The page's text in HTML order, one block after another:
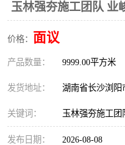
玉林强夯施工团队 业
价格： 面议
产品数量： 9999.00平方米
发货地址： 湖南省长沙浏阳
关键词： 玉林强夯施工团
发布日期： 2026-08-08